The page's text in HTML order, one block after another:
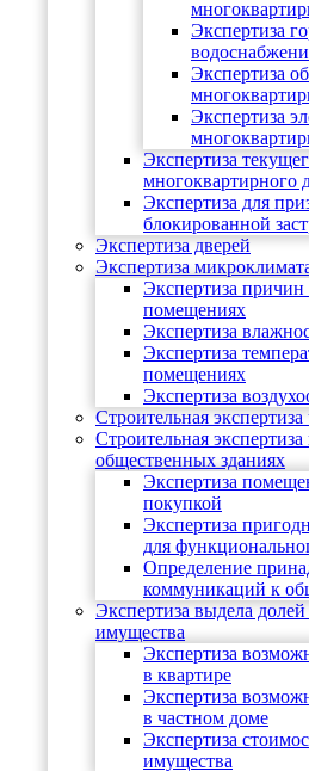
Экспертиза
Экспертиза
Экспертиза
Экспертиза
многоквартирного
Экспертиза для
блокированной
Экспертиза дверей
Экспертиза
Экспертиза
помещениях
Экспертиза
Экспертиза
помещениях
Экспертиза
Строительная
Строительная
общественных зданиях
Экспертиза
покупкой
Экспертиза
для
Определение
коммуникаций к
Экспертиза выдела
имущества
Экспертиза
в квартире
Экспертиза
в частном доме
Экспертиза
имущества